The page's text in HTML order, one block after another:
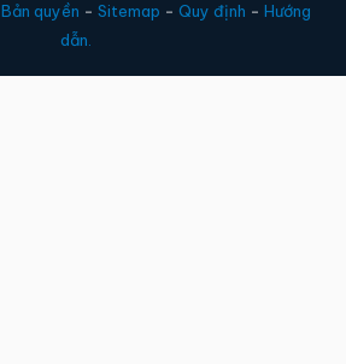
Bản quyền - Sitemap - Quy định - Hướng
dẫn.